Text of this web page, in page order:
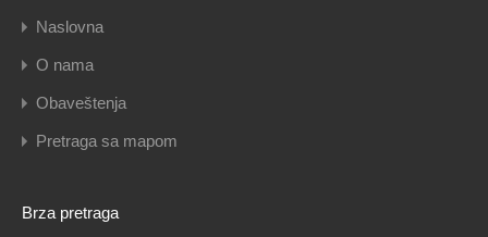
Naslovna
O nama
Obaveštenja
Pretraga sa mapom
Brza pretraga